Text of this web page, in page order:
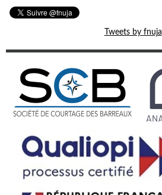
Tweets by fnuja